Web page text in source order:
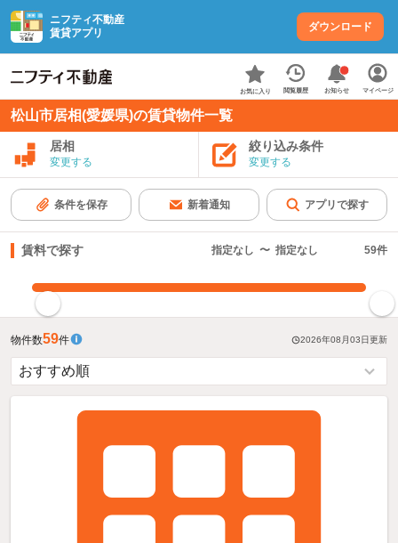
ニフティ不動産
賃貸アプリ
ダウンロード
お気に入り 閲覧履歴 お知らせ マイページ
松山市居相(愛媛県)の賃貸物件一覧
居相
変更する
絞り込み条件
変更する
条件を保存 新着通知 アプリで探す
賃料で探す 指定なし 〜 指定なし 59件
物件数59件 2026年08月03日更新